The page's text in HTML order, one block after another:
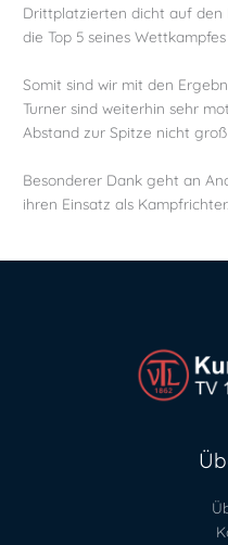
Drittplatzierten dicht auf den
die Top 5 seines
Somit sind wir mit den
Turner sind weiterhin sehr
Abstand zur Spitze nicht groß
Besonderer Dank geht an
ihren Einsatz als Kampfrichter.